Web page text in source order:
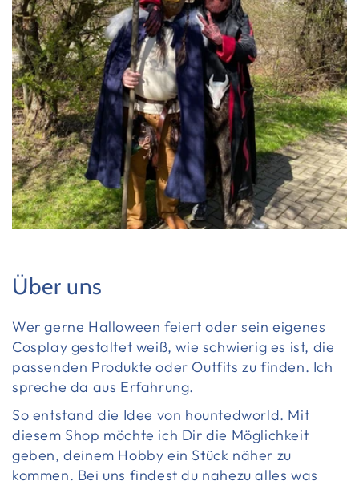
Über uns
Wer gerne Halloween feiert oder sein eigenes
Cosplay gestaltet weiß, wie schwierig es ist, die
passenden Produkte oder Outfits zu finden. Ich
spreche da aus Erfahrung.
So entstand die Idee von hountedworld. Mit
diesem Shop möchte ich Dir die Möglichkeit
geben, deinem Hobby ein Stück näher zu
kommen. Bei uns findest du nahezu alles was